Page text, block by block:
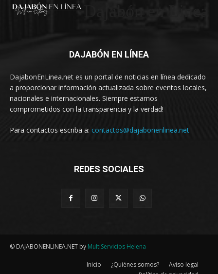
DAJABÓN EN LÍNEA
DajabonEnLinea.net es un portal de noticias en línea dedicado
a proporcionar información actualizada sobre eventos locales,
nacionales e internacionales. Siempre estamos
comprometidos con la transparencia y la verdad!
Para contactos escriba a: contactos@dajabonenlinea.net
REDES SOCIALES
© DAJABONENLINEA.NET by MultiServicios Helena
Inicio ¿Quiénes somos?
Aviso legal